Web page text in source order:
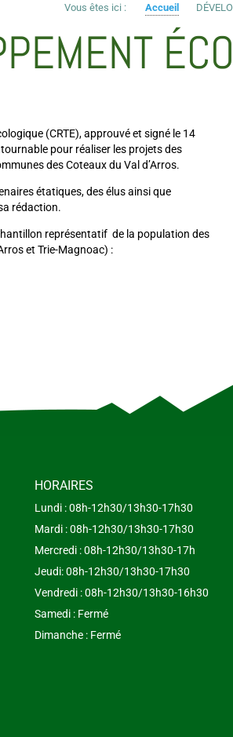
Vous êtes ici : Accueil
(CRTE), approuvé et signé le 14
pour réaliser les projets des
des Coteaux du Val d’Arros.
étatiques, des élus ainsi que
rédaction.
représentatif de la population des
et Trie-Magnoac) :
HORAIRES
Lundi : 08h-12h30/13h30-17h30
Mardi : 08h-12h30/13h30-17h30
Mercredi : 08h-12h30/13h30-17h
Jeudi: 08h-12h30/13h30-17h30
Vendredi : 08h-12h30/13h30-16h30
Samedi : Fermé
Dimanche : Fermé